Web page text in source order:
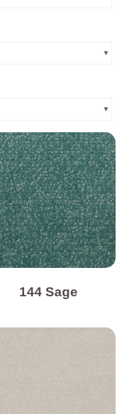
144 Sage